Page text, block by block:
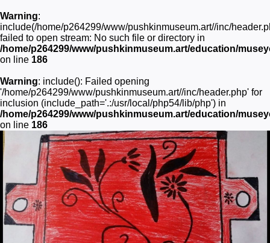
Warning:
include(/home/p264299/www/pushkinmuseum.art//inc/
failed to open stream: No such file or directory in
/home/p264299/www/pushkinmuseum.art/education/
on line 186
Warning: include(): Failed opening
'/home/p264299/www/pushkinmuseum.art//inc/header.php' for
inclusion (include_path='.:/usr/local/php54/lib/php') in
/home/p264299/www/pushkinmuseum.art/education/
on line 186